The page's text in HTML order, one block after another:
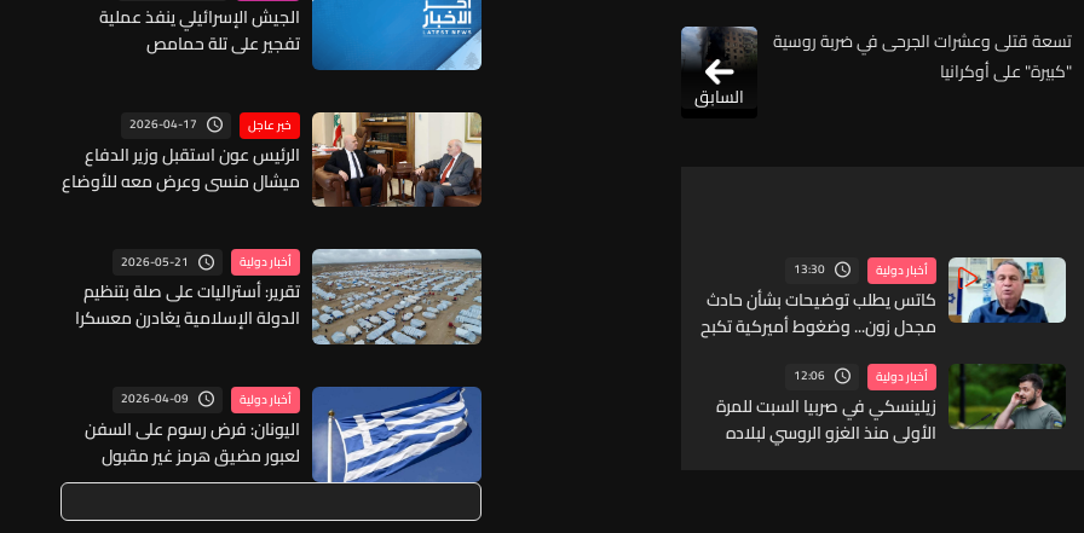
تسعة قتلى وعشرات الجرحى في ضربة روسية
"كبيرة" على أوكرانيا
السابق
أخبار دولية 13:30
كاتس يطلب توضيحات بشأن حادث
مجدل زون... وضغوط أميركية تكبح
أخبار دولية 12:06
زيلينسكي في صربيا السبت للمرة
الأولى منذ الغزو الروسي لبلاده
الجيش الإسرائيلي ينفذ عملية
تفجير على تلة حمامص
خبر عاجل 2026-04-17
الرئيس عون استقبل وزير الدفاع
ميشال منسى وعرض معه للأوضاع
أخبار دولية 2026-05-21
تقرير: أستراليات على صلة بتنظيم
الدولة الإسلامية يغادرن معسكرا
أخبار دولية 2026-04-09
اليونان: فرض رسوم على السفن
لعبور مضيق هرمز غير مقبول